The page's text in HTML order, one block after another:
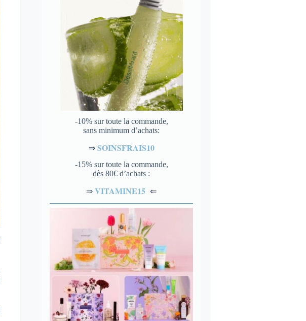
-10% sur toute la commande,
sans minimum d’achats:
⇒ SOINSFRAIS10
-15% sur toute la commande,
dès 80€ d’achats :
⇒VITAMINE15 ⇐